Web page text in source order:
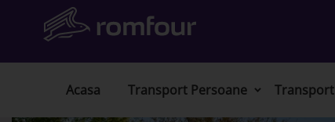
Acasa Transport Persoane